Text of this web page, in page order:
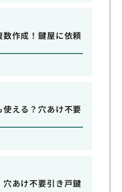
数作成！鍵屋に依頼
える？穴あけ不要
あけ不要引き戸鍵